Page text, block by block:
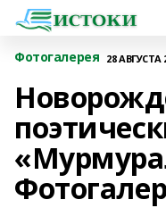
Фотогалерея 28 АВГУСТА